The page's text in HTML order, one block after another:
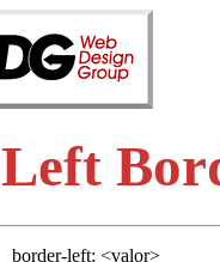
Left
border-left: <valor>